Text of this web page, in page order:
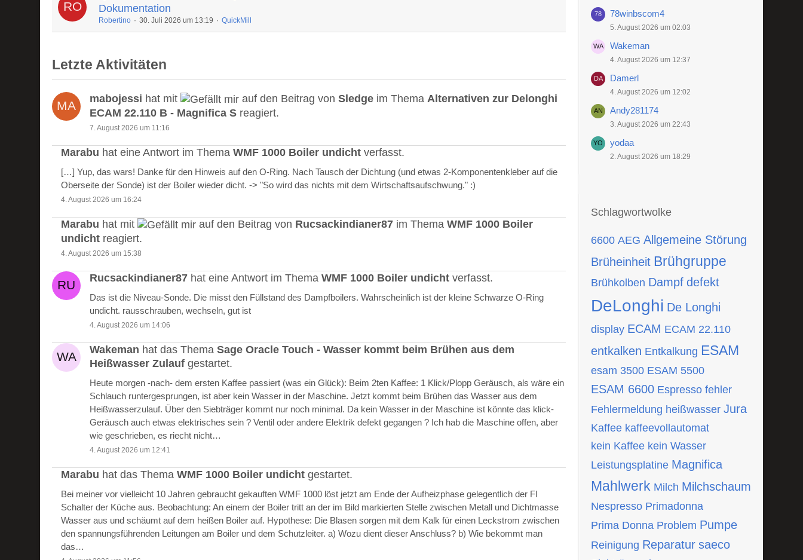
Dokumentation
Robertino 30. Juli 2026 um 13:19 QuickMill
Letzte Aktivitäten
mabojessi hat mit auf den Beitrag vonSledge im ThemaAlternativen zur Delonghi
ECAM 22.110 B - Magnifica S reagiert.
7. August 2026 um 11:16
Marabu hat eine Antwort im ThemaWMF 1000 Boiler undicht verfasst.
[…] Yup, das wars! Danke für den Hinweis auf den O-Ring. Nach Tausch der Dichtung (und etwas 2-Komponentenkleber auf die
Oberseite der Sonde) ist der Boiler wieder dicht. -> "So wird das nichts mit dem Wirtschaftsaufschwung." :)
4. August 2026 um 16:24
Marabu hat mit auf den Beitrag von Rucsackindianer87 im ThemaWMF 1000 Boiler
undicht reagiert.
4. August 2026 um 15:38
Rucsackindianer87 hat eine Antwort im ThemaWMF 1000 Boiler undicht verfasst.
Das ist die Niveau-Sonde. Die misst den Füllstand des Dampfboilers. Wahrscheinlich ist der kleine Schwarze O-Ring
undicht. rausschrauben, wechseln, gut ist
4. August 2026 um 14:06
Wakeman hat das ThemaSage Oracle Touch - Wasser kommt beim Brühen aus dem
Heißwasser Zulauf gestartet.
Heute morgen -nach- dem ersten Kaffee passiert (was ein Glück): Beim 2ten Kaffee: 1 Klick/Plopp Geräusch, als wäre ein
Schlauch runtergesprungen, ist aber kein Wasser in der Maschine. Jetzt kommt beim Brühen das Wasser aus dem
Heißwasserzulauf. Über den Siebträger kommt nur noch minimal. Da kein Wasser in der Maschine ist könnte das klick-
Geräusch auch etwas elektrisches sein ? Ventil oder andere Elektrik defekt gegangen ? Ich hab die Maschine offen, aber
wie geschrieben, es riecht nicht…
4. August 2026 um 12:41
Marabu hat das ThemaWMF 1000 Boiler undicht gestartet.
Bei meiner vor vielleicht 10 Jahren gebraucht gekauften WMF 1000 löst jetzt am Ende der Aufheizphase gelegentlich der FI
Schalter der Küche aus. Beobachtung: An einem der Boiler tritt an der im Bild markierten Stelle zwischen Metall und Dichtmasse
Wasser aus und schäumt auf dem heißen Boiler auf. Hypothese: Die Blasen sorgen mit dem Kalk für einen Leckstrom zwischen
den spannungsführenden Leitungen am Boiler und dem Schutzleiter. a) Wozu dient dieser Anschluss? b) Wie bekommt man
das…
78winbscom4
5. August 2026 um 02:03
Wakeman
4. August 2026 um 12:37
Damerl
4. August 2026 um 12:02
Andy281174
3. August 2026 um 22:43
yodaa
2. August 2026 um 18:29
Schlagwortwolke
6600 AEG Allgemeine Störung
Brüheinheit Brühgruppe
Brühkolben Dampf defekt
DeLonghi De Longhi
display ECAM ECAM 22.110
entkalken Entkalkung ESAM
esam 3500 ESAM 5500
ESAM 6600 Espresso fehler
Fehlermeldung heißwasser Jura
Kaffee kaffeevollautomat
kein Kaffee kein Wasser
Leistungsplatine Magnifica
Mahlwerk Milch Milchschaum
Nespresso Primadonna
Prima Donna Problem Pumpe
Reinigung Reparatur saeco